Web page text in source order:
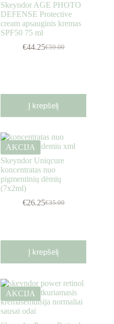
Skeyndor AGE PHOTO
DEFENSE Protective
cream apsauginis kremas
SPF50 75 ml
€59.00
€44.25
Į krepšelį
AKCIJA
Skeyndor Uniqcure
koncentratas nuo
pigmentinių dėmių
(7x2ml)
€35.00
€26.25
Į krepšelį
AKCIJA